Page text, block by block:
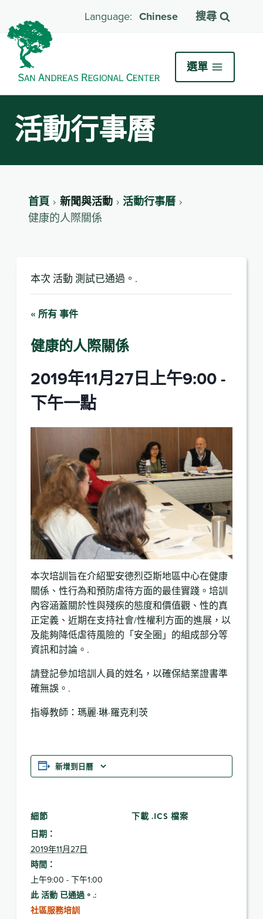
Chinese 搜尋
選單
活動行事曆
首頁 新聞與活動 活動行事曆
健康的人際關係
本次 活動 測試已通過。.
« 所有 事件
健康的人際關係
2019年11月27日上午9:00-
下午一點
本次培訓旨在介紹聖安德烈亞斯地區中心在健康
關係、性行為和預防虐待方面的最佳實踐。培訓
內容涵蓋關於性與殘疾的態度和價值觀、性的真
正定義、近期在支持社會/性權利方面的進展，以
及能夠降低虐待風險的「安全圈」的組成部分等
資訊和討論。.
請登記參加培訓人員的姓名，以確保結業證書準
確無誤。.
指導教師：瑪麗·琳·羅克利茨
新增到日曆
細節
日期：
2019年11月27日
時間：
上午9:00 - 下午1:00
此 活動 已通過。.:
社區服務培訓
下載 .ICS 檔案